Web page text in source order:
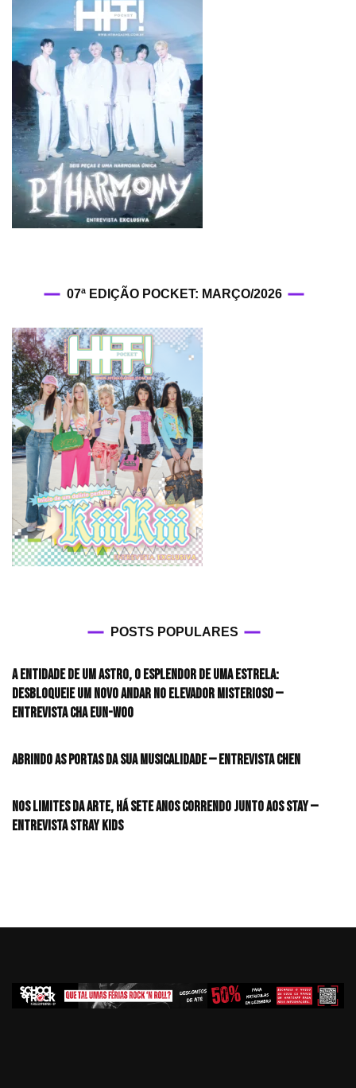
07ª EDIÇÃO POCKET: MARÇO/2026
POSTS POPULARES
A entidade de um astro, o esplendor de uma estrela:
desbloqueie um novo andar no elevador misterioso —
Entrevista CHA EUN-WOO
Abrindo as portas da sua musicalidade — Entrevista CHEN
Nos limites da arte, há sete anos correndo junto aos STAY —
Entrevista Stray Kids